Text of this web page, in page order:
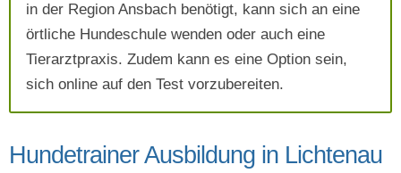
Absenden
in der Region Ansbach benötigt, kann sich an eine
örtliche Hundeschule wenden oder auch eine
Tierarztpraxis. Zudem kann es eine Option sein,
sich online auf den Test vorzubereiten.
Hundetrainer Ausbildung in Lichtenau